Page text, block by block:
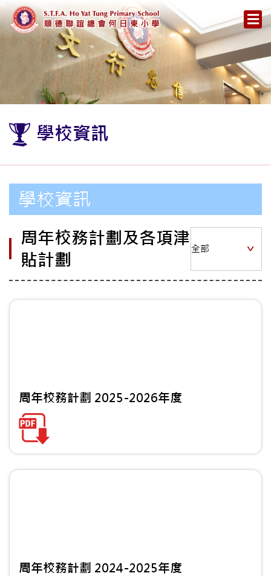
學校資訊
學校資訊
周年校務計劃及各項津
貼計劃
周年校務計劃 2025-2026年度
周年校務計劃 2024-2025年度